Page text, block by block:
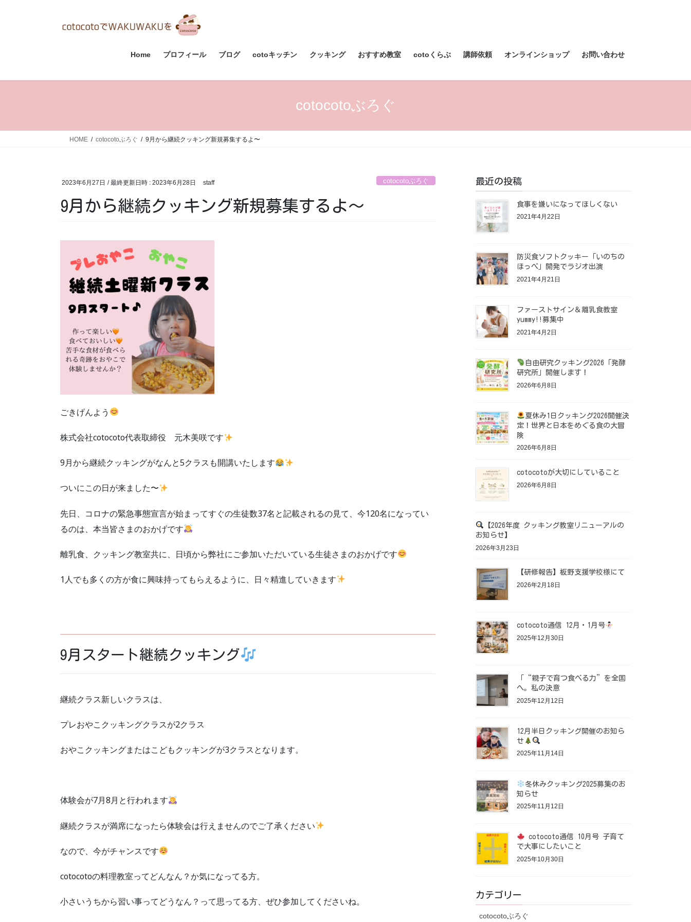
ス
ン
Home プロフィール ブログ cotoキッチン クッキング おすすめ教室 cotoくらぶ 講師依頼 オンラインショップ お問い合わせ
cotocotoぶろぐ
HOME cotocotoぶろぐ 9月から継続クッキング新規募集するよ〜
2023年6月27日 / 最終更新日時 : 2023年6月28日 staff cotocotoぶろぐ
9月から継続クッキング新規募集するよ〜
ごきげんよう
株式会社cotocoto代表取締役 元木美咲です
9月から継続クッキングがなんと5クラスも開講いたします
ついにこの日が来ました〜
先日、コロナの緊急事態宣言が始まってすぐの生徒数37名と記載されるの見て、今120名になってい
るのは、本当皆さまのおかげです
離乳食、クッキング教室共に、日頃から弊社にご参加いただいている生徒さまのおかげです
1人でも多くの方が食に興味持ってもらえるように、日々精進していきます
9月スタート継続クッキング
継続クラス新しいクラスは、
プレおやこクッキングクラスが2クラス
おやこクッキングまたはこどもクッキングが3クラスとなります。
体験会が7月8月と行われます
継続クラスが満席になったら体験会は行えませんのでご了承ください
なので、今がチャンスです
cotocotoの料理教室ってどんなん？か気になってる方。
小さいうちから習い事ってどうなん？って思ってる方、ぜひ参加してくださいね。
最近の投稿
食事を嫌いになってほしくない
2021年4月22日
防災食ソフトクッキー「いのちの
ほっぺ」開発でラジオ出演
2021年4月21日
ファーストサイン＆離乳食教室
yummy!!募集中
2021年4月2日
自由研究クッキング2026「発酵
研究所」開催します！
2026年6月8日
夏休み1日クッキング2026開催決
定！世界と日本をめぐる食の大冒
険
2026年6月8日
cotocotoが大切にしていること
2026年6月8日
【2026年度 クッキング教室リニューアルの
お知らせ】
2026年3月23日
【研修報告】板野支援学校様にて
2026年2月18日
cotocoto通信 12月・1月号
2025年12月30日
「“親子で育つ食べる力”を全国
へ。私の決意
2025年12月12日
12月半日クッキング開催のお知ら
せ
2025年11月14日
冬休みクッキング2025募集のお
知らせ
2025年11月12日
cotocoto通信 10月号 子育て
で大事にしたいこと
2025年10月30日
カテゴリー
cotocotoぶろぐ